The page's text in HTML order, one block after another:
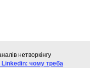
нетворкінгу
Linkedin: чому треба